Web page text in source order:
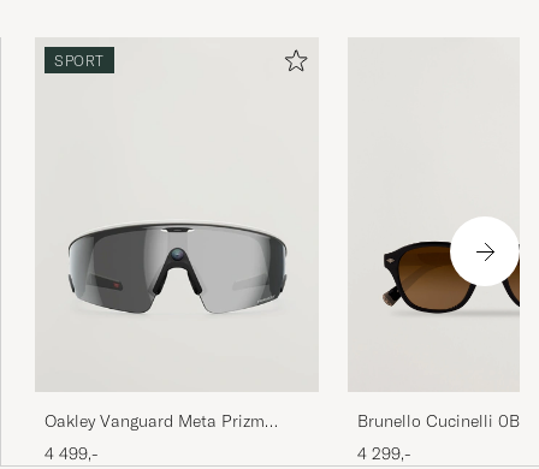
SPORT
Oakley Vanguard Meta Prizm
Sunglasses Black
4 499,-
Brunello Cucinelli
Sunglasses Nero
4 299,-